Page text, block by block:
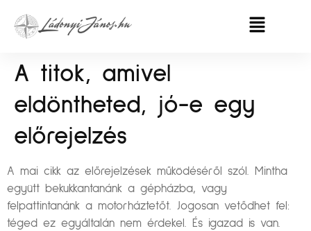
A titok, amivel
eldöntheted, jó-e egy
előrejelzés
A mai cikk az előrejelzések működéséről szól. Mintha
együtt bekukkantanánk a gépházba, vagy
felpattintanánk a motorháztetőt. Jogosan vetődhet fel:
téged ez egyáltalán nem érdekel. És igazad is van.